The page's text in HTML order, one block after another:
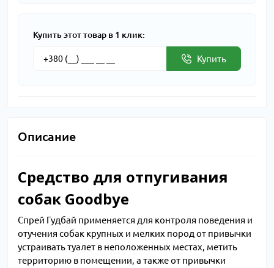
Купить этот товар в 1 клик:
Купить
Описание
Средство для отпугивания
собак Goodbye
Спрей Гудбай применяется для контроля поведения и
отучения собак крупных и мелких пород от привычки
устраивать туалет в неположенных местах, метить
территорию в помещении, а также от привычки